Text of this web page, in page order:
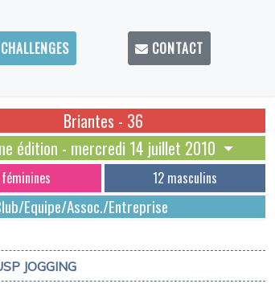
CHALLENGES CONTACT
édition - mercredi 14 juillet 2010
Briantes - 36
12 masculins
Equipe/Assoc./Entreprise
JOGGING